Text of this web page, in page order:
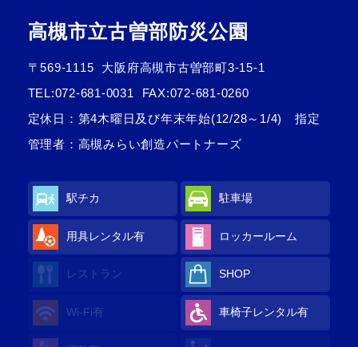
高槻市立古曽部防災公園
〒569-1115
大阪府高槻市古曽部町3-15-1
TEL:072-681-0031
FAX:072-681-0260
定休日：第4木曜日及び年末年始(12/28～1/4) 指定
管理者：高槻みらい創造パートナーズ
駅チカ 駐車場
用具レンタル有 ロッカールーム
レストラン SHOP
Wi-Fi有 車椅子レンタル有